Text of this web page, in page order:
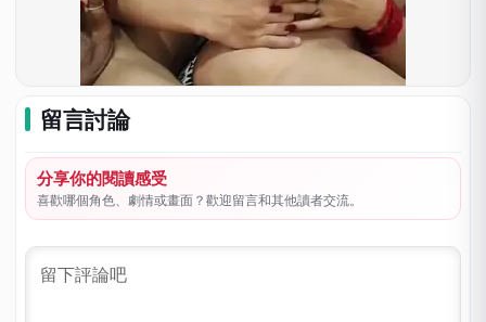
留言討論
分享你的閱讀感受
喜歡哪個角色、劇情或畫面？歡迎留言和其他讀者交流。